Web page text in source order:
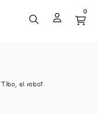
0
Tibo, el robot